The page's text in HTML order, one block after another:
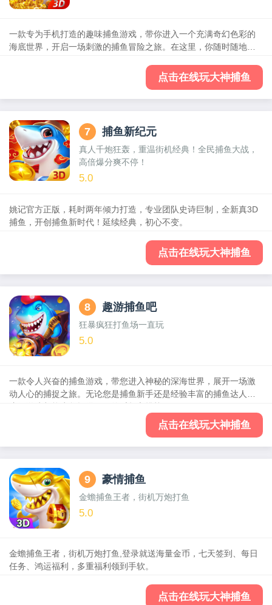
一款专为手机打造的趣味捕鱼游戏，带你进入一个充满奇幻色彩的
海底世界，开启一场刺激的捕鱼冒险之旅。在这里，你随时随地都
点击在线玩大神捕鱼
7 捕鱼新纪元
真人千炮狂轰，重温街机经典！全民捕鱼大战，
高倍爆分爽不停！
5.0
姚记官方正版，耗时两年倾力打造，专业团队史诗巨制，全新真3D
捕鱼，开创捕鱼新时代！延续经典，初心不变。
点击在线玩大神捕鱼
8 趣游捕鱼吧
狂暴疯狂打鱼场一直玩
5.0
一款令人兴奋的捕鱼游戏，带您进入神秘的深海世界，展开一场激
动人心的捕捉之旅。无论您是捕鱼新手还是经验丰富的捕鱼达人，
点击在线玩大神捕鱼
9 豪情捕鱼
金蟾捕鱼王者，街机万炮打鱼
5.0
金蟾捕鱼王者，街机万炮打鱼,登录就送海量金币，七天签到、每日
任务、鸿运福利，多重福利领到手软。
点击在线玩大神捕鱼